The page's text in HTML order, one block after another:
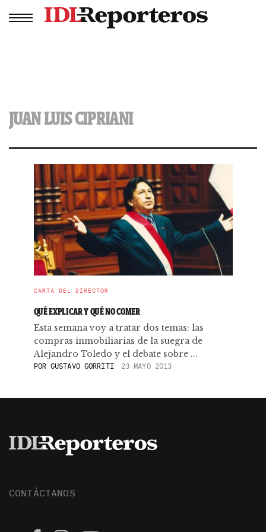
JUAN LUIS CIPRIANI
CARTA DEL DIRECTOR
QUÉ EXPLICAR Y QUÉ NO COMER
Esta semana voy a tratar dos temas: las
compras inmobiliarias de la suegra de
Alejandro Toledo y el debate sobre ...
POR GUSTAVO GORRITI 23 MAYO 2013
CONTÁCTANOS